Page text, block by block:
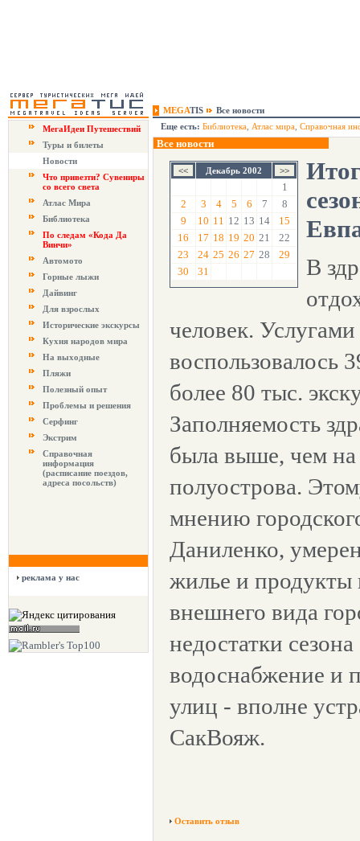
MEGATIS
Все новости
МегаИдеи Путешествий
Туры и билеты
Новости
Что привезти? Сувениры
со всего света
Атлас Мира
Библиотека
По следам «Кода Да
Винчи»
Автомото
Горные лыжи
Дайвинг
Для взрослых
Исторические экскурсы
Кухня народов мира
На выходные
Пляжи
Полезный опыт
Проблемы и решения
Серфинг
Экстрим
Справочная
информация
(расписание поездов,
адреса посольств)
реклама у нас
Еще есть: Библиотека Атлас мира Справочная
Все новости
Декабрь 2002
1
2
3 4 5 6 7
8
9
10 11 12 13 14
15
16
17 18 19 20 21
22
23
24 25 26 27 28
29
30
31
В
человек.
воспользовалось
более 80 тыс.
Заполняемость
была выше, чем на
полуострова.
мнению
Даниленко,
жилье и
внешнего вида
недостатки
водоснабжение и
улиц - вполне
СакВояж.
Оставить отзыв